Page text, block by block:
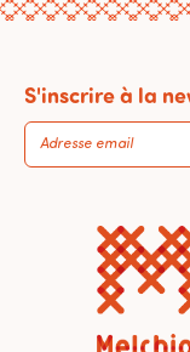
S'inscrire à la